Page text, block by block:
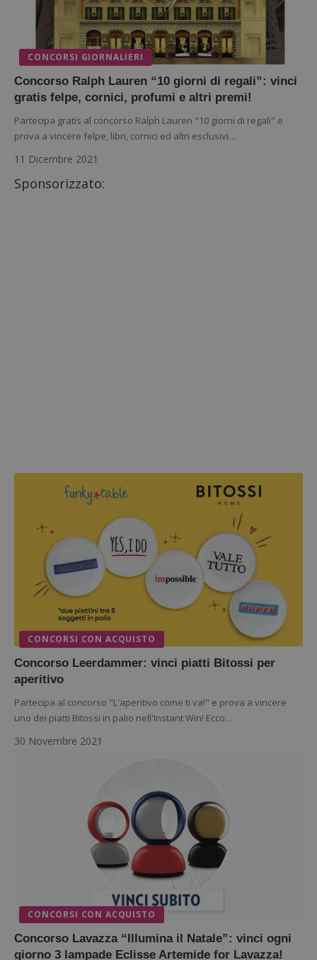
CONCORSI GIORNALIERI
Concorso Ralph Lauren “10 giorni di regali”: vinci
gratis felpe, cornici, profumi e altri premi!
Partecipa gratis al concorso Ralph Lauren "10 giorni di regali" e
prova a vincere felpe, libri, cornici ed altri esclusivi…
11 Dicembre 2021
Sponsorizzato:
CONCORSI CON ACQUISTO
Concorso Leerdammer: vinci piatti Bitossi per
aperitivo
Partecipa al concorso "L'aperitivo come ti va!" e prova a vincere
uno dei piatti Bitossi in palio nell'Instant Win! Ecco…
30 Novembre 2021
CONCORSI CON ACQUISTO
Concorso Lavazza “Illumina il Natale”: vinci ogni
giorno 3 lampade Eclisse Artemide for Lavazza!